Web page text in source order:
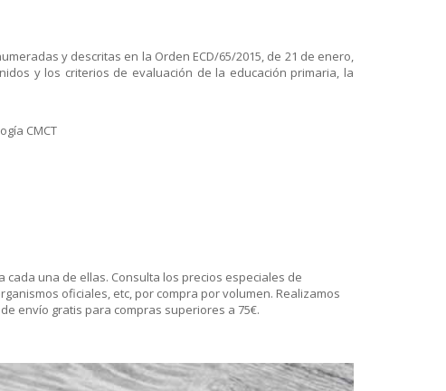
y descritas en la Orden ECD/65/2015, de 21 de enero,
y los criterios de evaluación de la educación primaria, la
CMCT
cada una de ellas. Consulta los precios especiales de
oficiales, etc, por compra por volumen. Realizamos
envío gratis para compras superiores a 75€.